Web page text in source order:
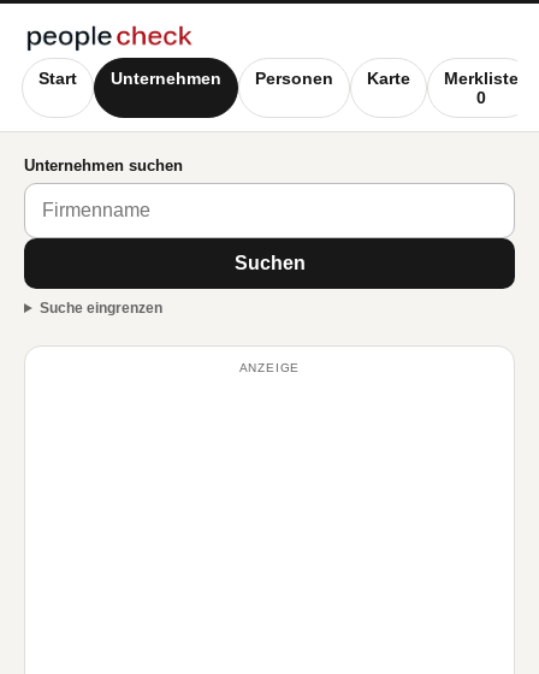
Start Unternehmen Personen Karte
Merkliste
0
Unternehmen suchen
Suchen
Suche eingrenzen
ANZEIGE